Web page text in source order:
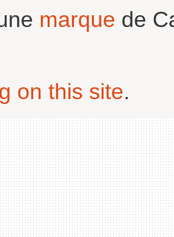
marque de
on this site.